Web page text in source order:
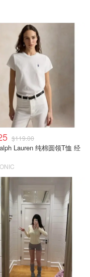
$119.00
Lauren 纯棉圆领T恤 经